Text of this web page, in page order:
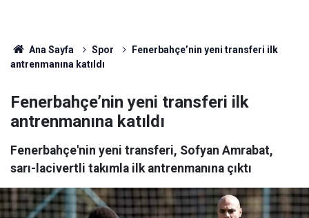
Ana Sayfa Spor
Fenerbahçe’nin yeni transferi ilk
antrenmanına katıldı
Fenerbahçe’nin yeni transferi ilk
antrenmanına katıldı
Fenerbahçe'nin yeni transferi, Sofyan Amrabat,
sarı-lacivertli takımla ilk antrenmanına çıktı